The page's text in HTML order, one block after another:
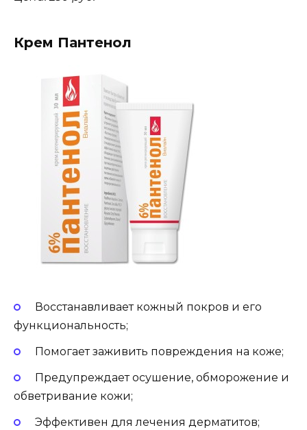
Крем Пантенол
Восстанавливает кожный покров и его
функциональность;
Помогает заживить повреждения на коже;
Предупреждает осушение, обморожение и
обветривание кожи;
Эффективен для лечения дерматитов;